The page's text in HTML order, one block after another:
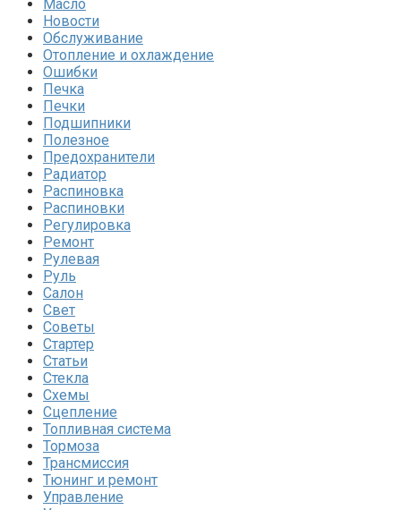
Масло
Новости
Обслуживание
Отопление и охлаждение
Ошибки
Печка
Печки
Подшипники
Полезное
Предохранители
Радиатор
Распиновка
Распиновки
Регулировка
Ремонт
Рулевая
Руль
Салон
Свет
Советы
Стартер
Статьи
Стекла
Схемы
Сцепление
Топливная система
Тормоза
Трансмиссия
Тюнинг и ремонт
Управление